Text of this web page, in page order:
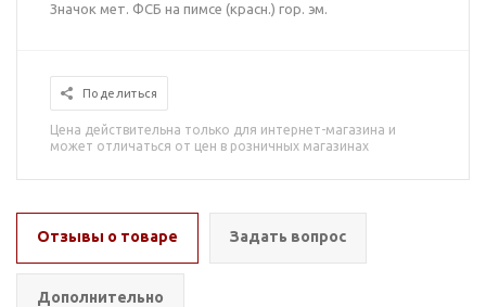
Значок мет. ФСБ на пимсе (красн.) гор. эм.
Поделиться
Цена действительна только для интернет-магазина и
может отличаться от цен в розничных магазинах
Отзывы о товаре Задать вопрос
Дополнительно